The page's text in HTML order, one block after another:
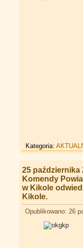
Kategoria:
25 października
Komendy
w Kikole
Kikole.
Opublikowano: 26